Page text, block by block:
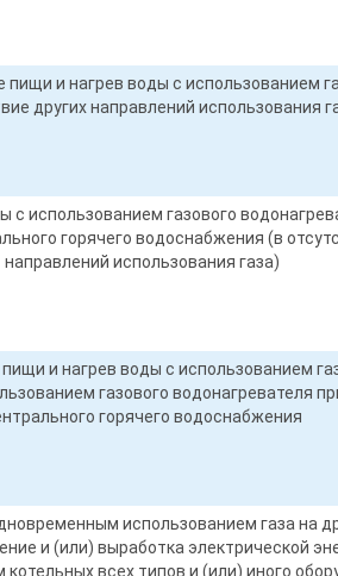
пищи и нагрев воды с использованием
других направлений использования
с использованием газового
горячего водоснабжения (в
направлений использования газа)
и нагрев воды с использованием
газового водонагревателя
горячего водоснабжения
использованием газа на
и (или) выработка электрической
котельных всех типов и (или) иного